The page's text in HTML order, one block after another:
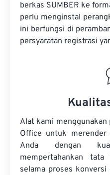
berkas SUMBER ke
perlu menginstal
ini berfungsi di
persyaratan registrasi
Alat kami
Office untuk merender
Anda dengan
mempertahankan
selama proses